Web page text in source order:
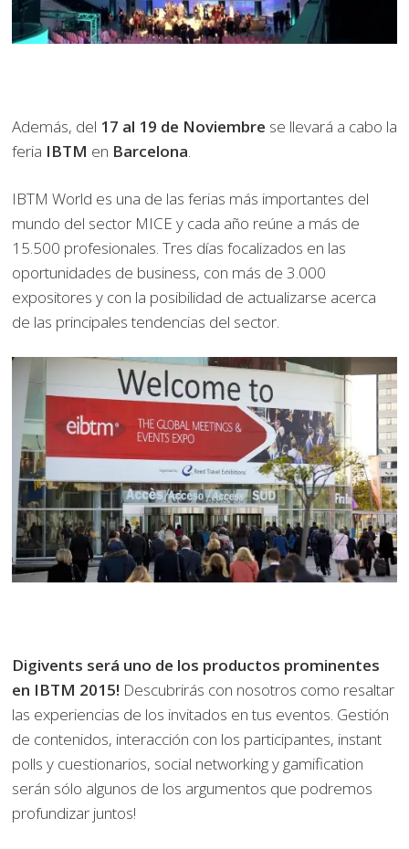
Además, del 17 al 19 de Noviembre se llevará a cabo la
feria IBTM en Barcelona.
IBTM World es una de las ferias más importantes del
mundo del sector MICE y cada año reúne a más de
15.500 profesionales. Tres días focalizados en las
oportunidades de business, con más de 3.000
expositores y con la posibilidad de actualizarse acerca
de las principales tendencias del sector.
Digivents será uno de los productos prominentes
en IBTM 2015! Descubrirás con nosotros como resaltar
las experiencias de los invitados en tus eventos. Gestión
de contenidos, interacción con los participantes, instant
polls y cuestionarios, social networking y gamification
serán sólo algunos de los argumentos que podremos
profundizar juntos!